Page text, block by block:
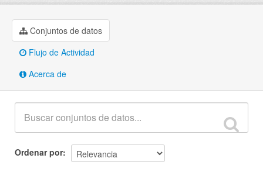
Conjuntos de datos
Flujo de Actividad
Acerca de
Ordenar por